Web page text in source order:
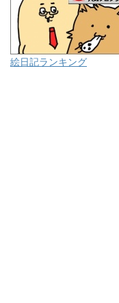
絵日記ランキング